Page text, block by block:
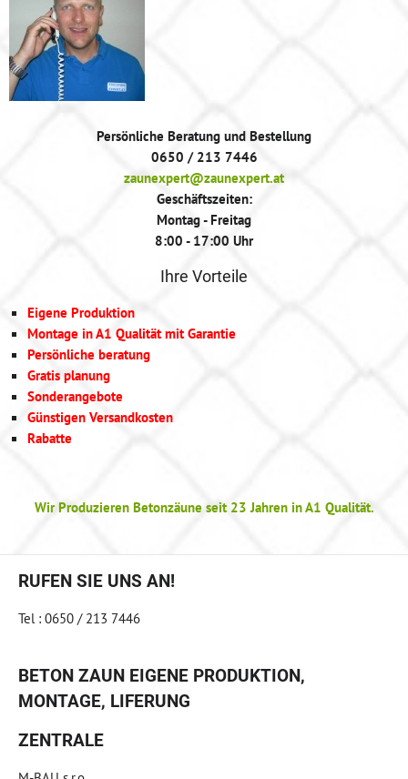
Persönliche Beratung und Bestellung
0650 / 213 7446
zaunexpert@zaunexpert.at
Geschäftszeiten:
Montag - Freitag
8:00 - 17:00 Uhr
Ihre Vorteile
Eigene Produktion
Montage in A1 Qualität mit Garantie
Persönliche beratung
Gratis planung
Sonderangebote
Günstigen Versandkosten
Rabatte
Wir Produzieren Betonzäune seit 23 Jahren in A1 Qualität.
RUFEN SIE UNS AN!
Tel : 0650 / 213 7446
BETON ZAUN EIGENE PRODUKTION,
MONTAGE, LIFERUNG
ZENTRALE